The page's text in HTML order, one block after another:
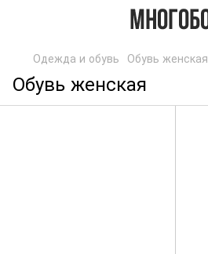
Одежда и обувь Обувь женская
Обувь женская